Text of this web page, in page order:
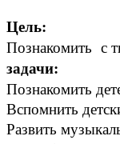
Цель:
Познакомить с
задачи:
Познакомить
Вспомнить
Развить